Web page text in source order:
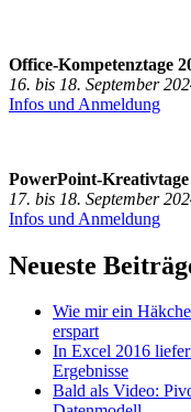
Office-Kompetenztage
16. bis 18. September
Infos und Anmeldung
PowerPoint-Kreativtage
17. bis 18. September
Infos und Anmeldung
Neueste
Wie mir ein
erspart
In Excel 2016
Ergebnisse
Bald als Video: